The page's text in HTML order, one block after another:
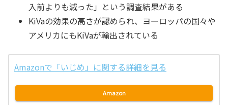
入前よりも減った」という調査結果がある
KiVaの効果の高さが認められ、ヨーロッパの国々や
アメリカにもKiVaが輸出されている
Amazonで「いじめ」に関する詳細を見る
Amazon